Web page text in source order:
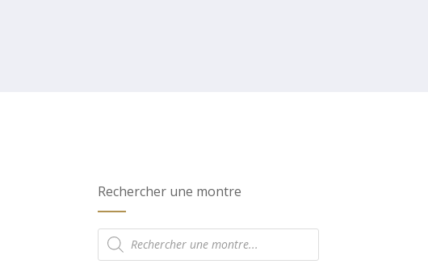
Rechercher une montre
Recherche
de
produits